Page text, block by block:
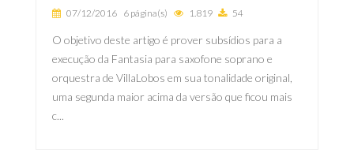
07/12/2016 6 página(s) 1.819 54
O objetivo deste artigo é prover subsídios para a
execução da Fantasia para saxofone soprano e
orquestra de VillaLobos em sua tonalidade original,
uma segunda maior acima da versão que ficou mais
c...